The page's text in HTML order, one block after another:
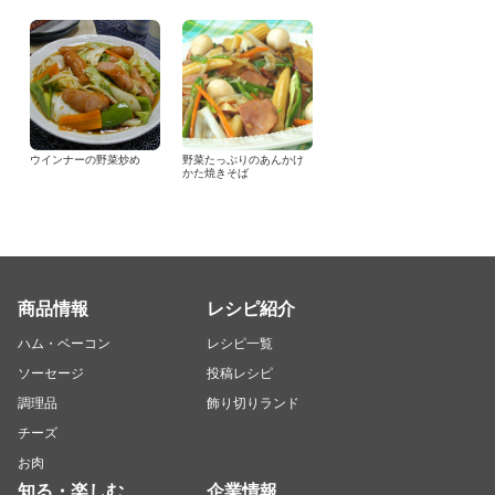
ウインナーの野菜炒め
野菜たっぷりのあんかけ
かた焼きそば
商品情報
ハム・ベーコン
ソーセージ
調理品
チーズ
お肉
レシピ紹介
レシピ一覧
投稿レシピ
飾り切りランド